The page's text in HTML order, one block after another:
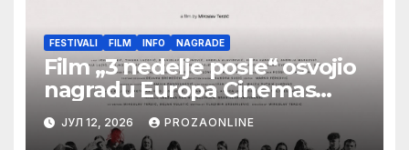
FESTIVALI FILM INFO NAGRADE
Film „3 nedelje posle“ osvojio
nagradu Europa Cinemas
Label na Filmskom festivalu u
Karlovim Varima
ЈУЛ 12, 2026 PROZAONLINE